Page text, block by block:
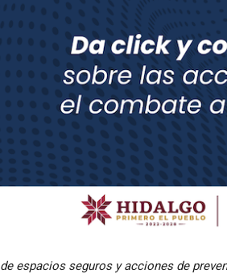
espacios seguros y acciones de